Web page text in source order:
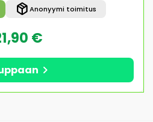
package_2Anonyymi toimitus
€
chevron_right